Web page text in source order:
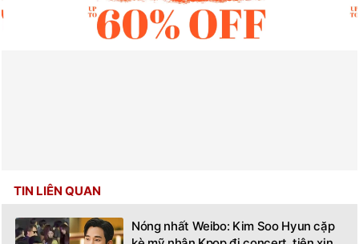
TIN LIÊN QUAN
Nóng nhất Weibo: Kim Soo Hyun cặp